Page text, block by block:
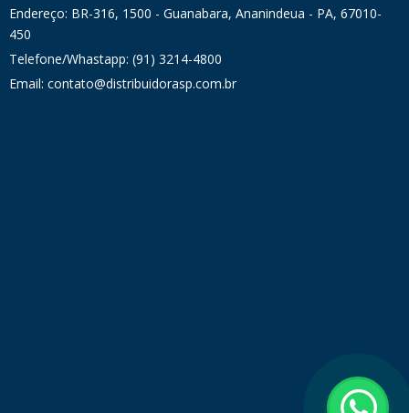
Endereço: BR-316, 1500 - Guanabara, Ananindeua - PA, 67010-
450
Telefone/Whastapp: (91) 3214-4800
Email: contato@distribuidorasp.com.br